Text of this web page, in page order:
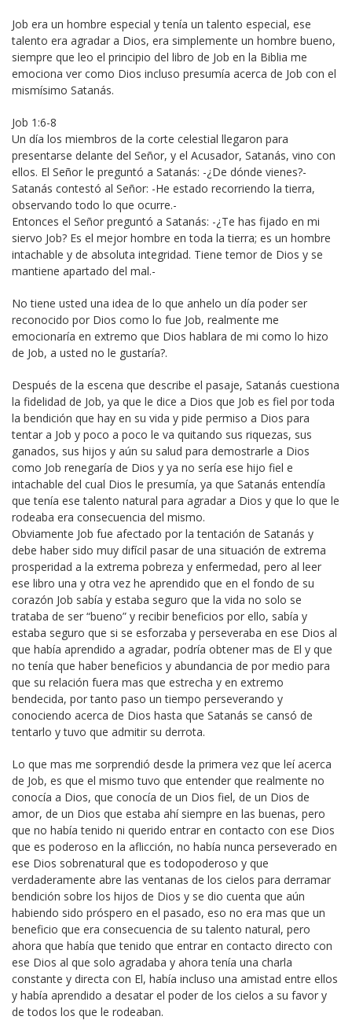
Job era un hombre especial y tenía un talento especial, ese
talento era agradar a Dios, era simplemente un hombre bueno,
siempre que leo el principio del libro de Job en la Biblia me
emociona ver como Dios incluso presumía acerca de Job con el
mismísimo Satanás.
Job 1:6-8
Un día los miembros de la corte celestial llegaron para
presentarse delante del Señor, y el Acusador, Satanás, vino con
ellos. El Señor le preguntó a Satanás: -¿De dónde vienes?-
Satanás contestó al Señor: -He estado recorriendo la tierra,
observando todo lo que ocurre.-
Entonces el Señor preguntó a Satanás: -¿Te has fijado en mi
siervo Job? Es el mejor hombre en toda la tierra; es un hombre
intachable y de absoluta integridad. Tiene temor de Dios y se
mantiene apartado del mal.-
No tiene usted una idea de lo que anhelo un día poder ser
reconocido por Dios como lo fue Job, realmente me
emocionaría en extremo que Dios hablara de mi como lo hizo
de Job, a usted no le gustaría?.
Después de la escena que describe el pasaje, Satanás cuestiona
la fidelidad de Job, ya que le dice a Dios que Job es fiel por toda
la bendición que hay en su vida y pide permiso a Dios para
tentar a Job y poco a poco le va quitando sus riquezas, sus
ganados, sus hijos y aún su salud para demostrarle a Dios
como Job renegaría de Dios y ya no sería ese hijo fiel e
intachable del cual Dios le presumía, ya que Satanás entendía
que tenía ese talento natural para agradar a Dios y que lo que le
rodeaba era consecuencia del mismo.
Obviamente Job fue afectado por la tentación de Satanás y
debe haber sido muy difícil pasar de una situación de extrema
prosperidad a la extrema pobreza y enfermedad, pero al leer
ese libro una y otra vez he aprendido que en el fondo de su
corazón Job sabía y estaba seguro que la vida no solo se
trataba de ser “bueno” y recibir beneficios por ello, sabía y
estaba seguro que si se esforzaba y perseveraba en ese Dios al
que había aprendido a agradar, podría obtener mas de El y que
no tenía que haber beneficios y abundancia de por medio para
que su relación fuera mas que estrecha y en extremo
bendecida, por tanto paso un tiempo perseverando y
conociendo acerca de Dios hasta que Satanás se cansó de
tentarlo y tuvo que admitir su derrota.
Lo que mas me sorprendió desde la primera vez que leí acerca
de Job, es que el mismo tuvo que entender que realmente no
conocía a Dios, que conocía de un Dios fiel, de un Dios de
amor, de un Dios que estaba ahí siempre en las buenas, pero
que no había tenido ni querido entrar en contacto con ese Dios
que es poderoso en la aflicción, no había nunca perseverado en
ese Dios sobrenatural que es todopoderoso y que
verdaderamente abre las ventanas de los cielos para derramar
bendición sobre los hijos de Dios y se dio cuenta que aún
habiendo sido próspero en el pasado, eso no era mas que un
beneficio que era consecuencia de su talento natural, pero
ahora que había que tenido que entrar en contacto directo con
ese Dios al que solo agradaba y ahora tenía una charla
constante y directa con El, había incluso una amistad entre ellos
y había aprendido a desatar el poder de los cielos a su favor y
de todos los que le rodeaban.